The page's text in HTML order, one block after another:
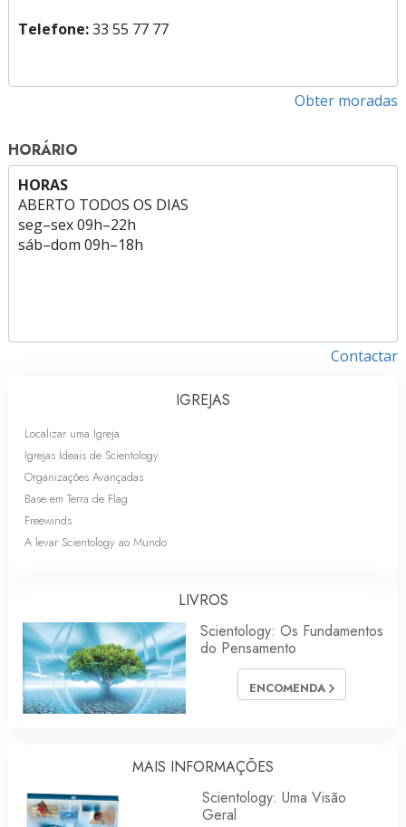
Telefone:33 55 77 77
Obter moradas
HORÁRIO
HORAS
ABERTO TODOS OS DIAS
seg–sex09h–22h
sáb–dom 09h–18h
Contactar
IGREJAS
Localizar uma Igreja
Igrejas Ideais de Scientology
Organizações Avançadas
Base em Terra de Flag
Freewinds
A levar Scientology ao Mundo
LIVROS
Scientology: Os Fundamentos
do Pensamento
ENCOMENDA
MAIS INFORMAÇÕES
Scientology: Uma Visão
Geral